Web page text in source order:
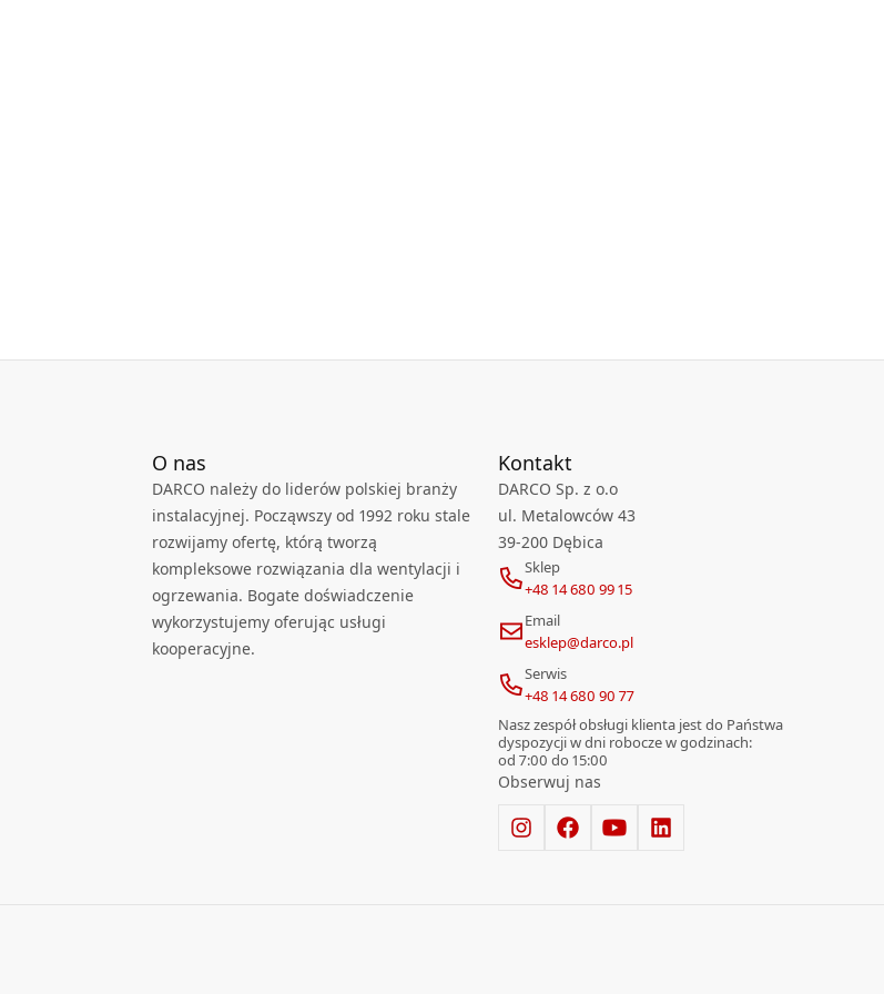
O nas
DARCO należy do liderów polskiej branży
instalacyjnej. Począwszy od 1992 roku stale
rozwijamy ofertę, którą tworzą
kompleksowe rozwiązania dla wentylacji i
ogrzewania. Bogate doświadczenie
wykorzystujemy oferując usługi
kooperacyjne.
Kontakt
DARCO Sp. z o.o
ul. Metalowców 43
39-200 Dębica
Sklep
+48 14 680 99 15
Email
esklep@darco.pl
Serwis
+48 14 680 90 77
Nasz zespół obsługi klienta jest do Państwa
dyspozycji w dni robocze w godzinach:
od 7:00 do 15:00
Obserwuj nas